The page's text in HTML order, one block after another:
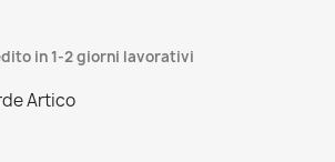
in 1-2 giorni lavorativi
Artico